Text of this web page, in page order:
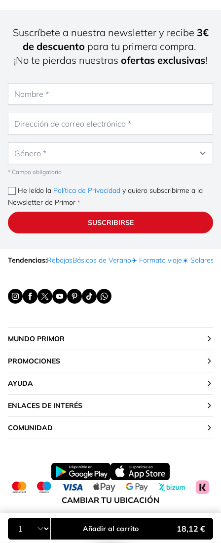
Añadir al carrito 18,12 €
Suscríbete a nuestra newsletter y recibe 3€
de descuento para tu primera compra.
¡No te pierdas nuestras ofertas exclusivas!
* Campo obligatorio
He leído la Política de Privacidad y quiero subscribirme a la
Newsletter de Primor
SUSCRIBIRSE
Tendencias:RebajasBásicos de Verano✈️ Formato viaje☀️ Solares
MUNDO PRIMOR
PROMOCIONES
AYUDA
ENLACES DE INTERÉS
COMUNIDAD
CAMBIAR TU UBICACIÓN
Península y Baleares